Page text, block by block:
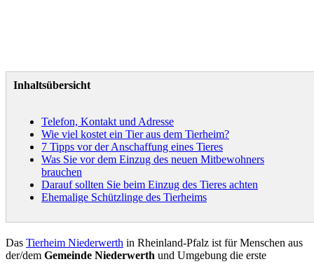
Inhaltsübersicht
Telefon, Kontakt und Adresse
Wie viel kostet ein Tier aus dem Tierheim?
7 Tipps vor der Anschaffung eines Tieres
Was Sie vor dem Einzug des neuen Mitbewohners
brauchen
Darauf sollten Sie beim Einzug des Tieres achten
Ehemalige Schützlinge des Tierheims
Das Tierheim Niederwerth in Rheinland-Pfalz ist für Menschen aus
der/dem Gemeinde Niederwerth und Umgebung die erste